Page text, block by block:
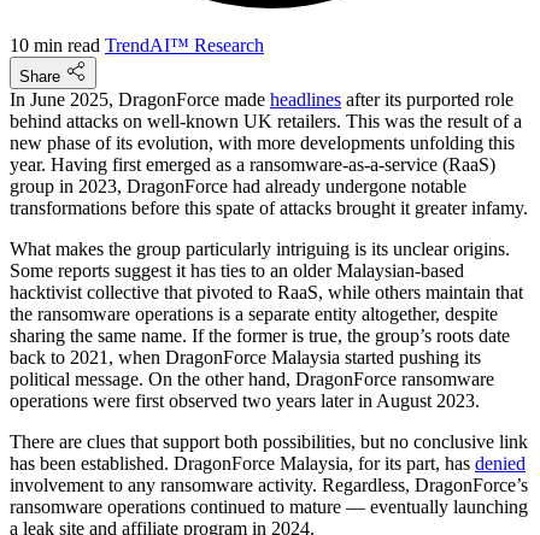
10 min read TrendAI™ Research
Share
In June 2025, DragonForce made headlines after its purported role
behind attacks on well-known UK retailers. This was the result of a
new phase of its evolution, with more developments unfolding this
year. Having first emerged as a ransomware-as-a-service (RaaS)
group in 2023, DragonForce had already undergone notable
transformations before this spate of attacks brought it greater infamy.
What makes the group particularly intriguing is its unclear origins.
Some reports suggest it has ties to an older Malaysian-based
hacktivist collective that pivoted to RaaS, while others maintain that
the ransomware operations is a separate entity altogether, despite
sharing the same name. If the former is true, the group’s roots date
back to 2021, when DragonForce Malaysia started pushing its
political message. On the other hand, DragonForce ransomware
operations were first observed two years later in August 2023.
There are clues that support both possibilities, but no conclusive link
has been established. DragonForce Malaysia, for its part, has denied
involvement to any ransomware activity. Regardless, DragonForce’s
ransomware operations continued to mature — eventually launching
a leak site and affiliate program in 2024.